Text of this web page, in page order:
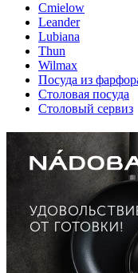
Cmielow
Leander
Lubiana
Thun
Wilmax
Посуда из
Столовая посуда
Столовый сервиз